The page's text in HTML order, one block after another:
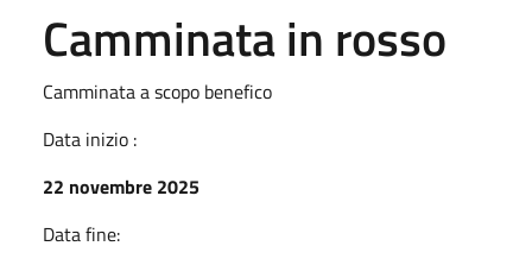
Camminata in rosso
Camminata a scopo benefico
Data inizio :
22 novembre 2025
Data fine: